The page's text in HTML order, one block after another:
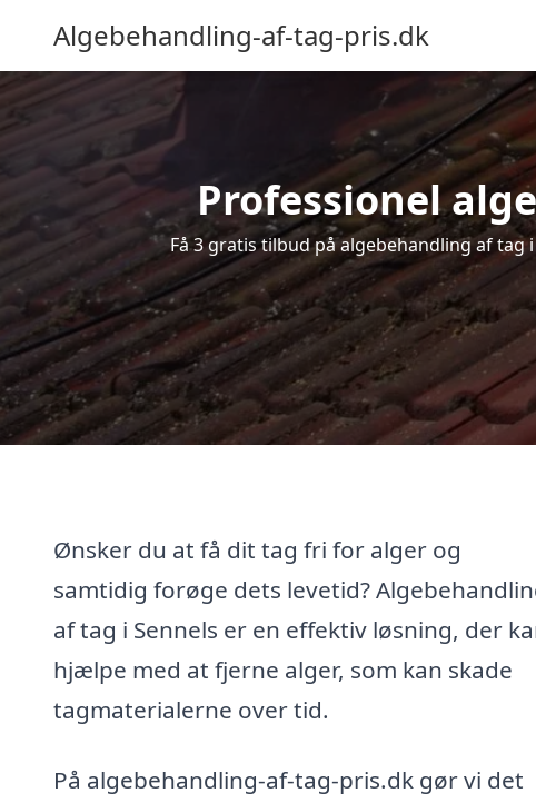
Algebehandling-af-tag-pris.dk
Professionel
Få 3 gratis tilbud på algebehandling af
Ønsker du at få dit tag fri for alger og
samtidig forøge dets levetid?
af tag i Sennels er en effektiv løsning, der
hjælpe med at fjerne alger, som kan skade
tagmaterialerne over tid.
På algebehandling-af-tag-pris.dk gør vi det